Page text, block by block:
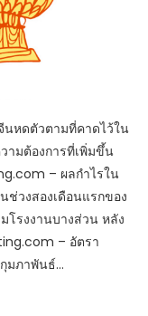
หดตัวตามที่คาดไว้ใน
ามต้องการที่เพิ่มขึ้น
– ผลกำไรใน
ช่วงสองเดือนแรกของ
โรงงานบางส่วน หลัง
– อัตรา
มภาพันธ์…